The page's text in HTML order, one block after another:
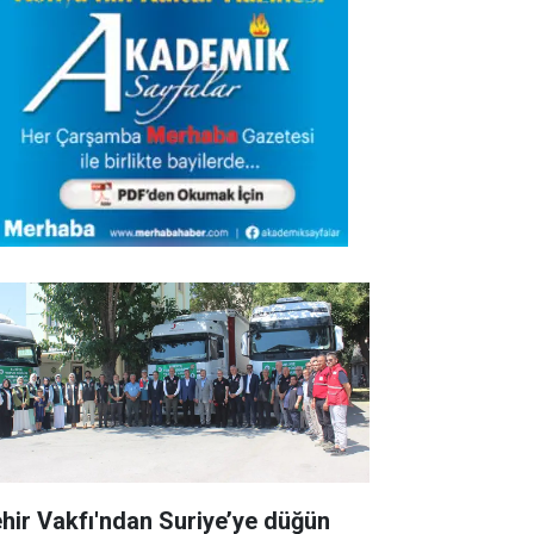
Vakfı'ndan Suriye’ye düğün